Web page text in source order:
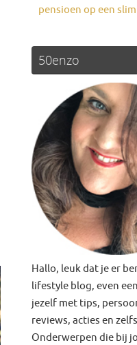
pensioen op een
50enzo
Hallo, leuk dat je er
lifestyle blog, even
jezelf met tips,
reviews, acties en
Onderwerpen die bij